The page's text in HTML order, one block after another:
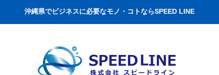
沖縄県でビジネスに必要なモノ・コトならSPEED LINE